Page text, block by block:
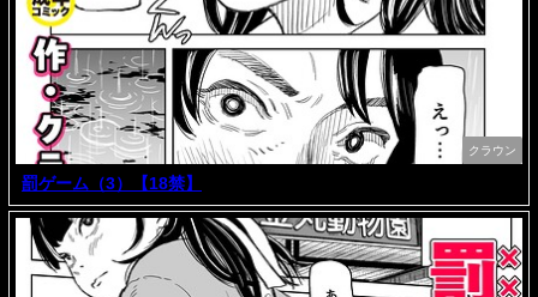
クラウン
罰ゲーム（3）【18禁】